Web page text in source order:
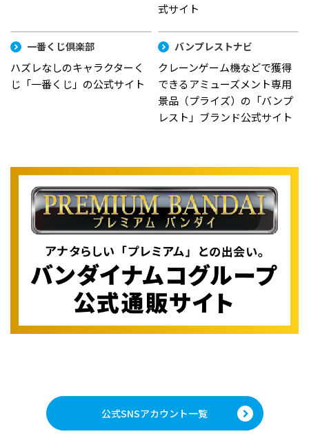
式サイト
一番くじ倶楽部
ハズレなしのキャラクターく
じ「一番くじ」の公式サイト
バンプレストナビ
クレーンゲーム機などで獲得
できるアミューズメント専用
景品（プライズ）の「バンプ
レスト」ブランド公式サイト
公式SNSアカウント一覧